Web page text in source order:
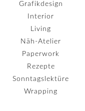
Grafikdesign
Interior
Living
Näh-Atelier
Paperwork
Rezepte
Sonntagslektüre
Wrapping